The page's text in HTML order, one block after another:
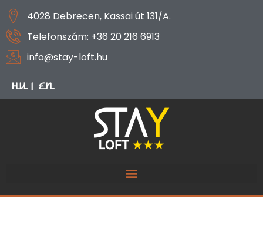
4028 Debrecen, Kassai út 131/A.
Telefonszám: +36 20 216 6913
info@stay-loft.hu
HU EN